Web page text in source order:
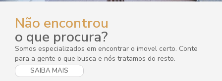
Não encontrou
o que procura?
Somos especializados em encontrar o imovel certo. Conte
para a gente o que busca e nós tratamos do resto.
SAIBA MAIS